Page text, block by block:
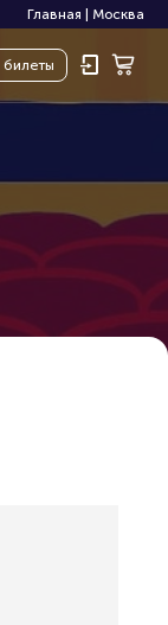
Главная Москва
билеты